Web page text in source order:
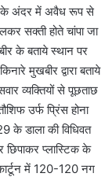
के अंदर में अवैध रूप से
सक्ती होते चांपा जा
के बताये स्थान पर
मुखबीर द्वारा बताये
व्यक्तियों से पूछताछ
उर्फ प्रिंस होना
के डाला की विधिवत
छिपाकर प्लास्टिक के
में 120-120 नग